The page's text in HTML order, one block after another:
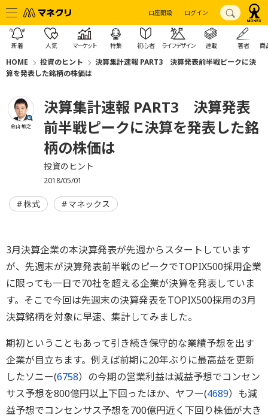
口座開設 ログイン
新着 人気 マーケット 特集 初心者 ライフデザイン 連載 著者 商
HOME 投資のヒント
決算集計速報 PART3 決算発表前半戦ピークに決
算を発表した銘柄の株価は
金山 敏之
決算集計速報 PART3 決算発表
前半戦ピークに決算を発表した銘
柄の株価は
投資のヒント
2018/05/01
株式 マネックス
3月決算企業の本決算発表が先週からスタートしています
が、先週末が決算発表前半戦のピークでTOPIX500採用企業
に限っても一日で70社を超える企業が決算を発表していま
す。そこで今回は先週末の決算発表をTOPIX500採用の3月
決算銘柄を対象に早速、集計してみました。
期初ということもあって引き続き保守的な業績予想を出す
企業が目立ちます。例えば前期に20年ぶりに最高益を更新
したソニー(6758）の今期の営業利益は減益予想でコンセン
サス予想を800億円以上下回ったほか、ヤフー(4689）も減
益予想でコンセンサス予想を700億円近く下回り株価が大き